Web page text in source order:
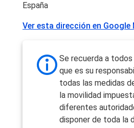
España
Ver esta dirección en Google
Se recuerda a
que es su
todas las medidas
la movilidad
diferentes
disponer de toda la